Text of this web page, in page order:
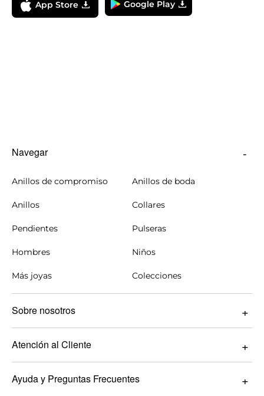
App Store Google Play
Navegar
Anillos de compromiso Anillos de boda
Anillos Collares
Pendientes Pulseras
Hombres Niños
Más joyas Colecciones
Sobre nosotros
Atención al Cliente
Ayuda y Preguntas Frecuentes